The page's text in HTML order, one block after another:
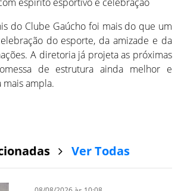
do Clube Gaúcho foi mais do que um
do esporte, da amizade e da
A diretoria já projeta as próximas
de estrutura ainda melhor e
ampla.
Ver Todas